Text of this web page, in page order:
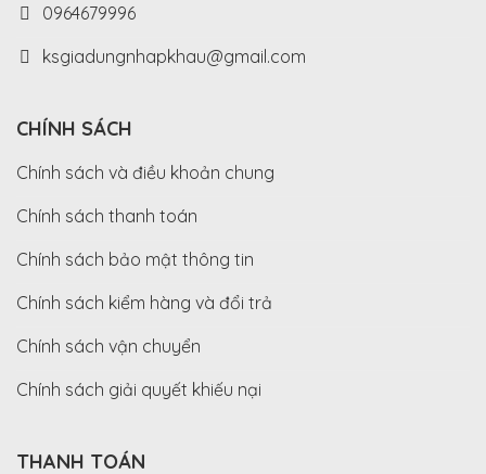
0964679996
ksgiadungnhapkhau@gmail.com
CHÍNH SÁCH
Chính sách và điều khoản chung
Chính sách thanh toán
Chính sách bảo mật thông tin
Chính sách kiểm hàng và đổi trả
Chính sách vận chuyển
Chính sách giải quyết khiếu nại
THANH TOÁN